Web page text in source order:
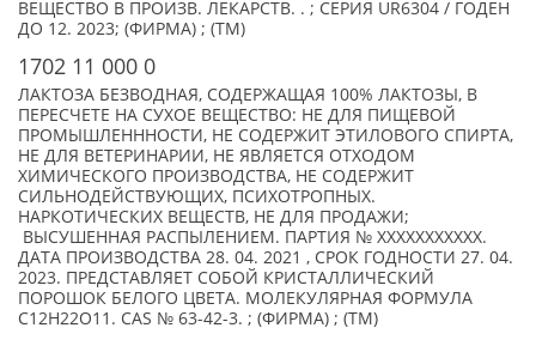
ВЕЩЕСТВО В ПРОИЗВ. ЛЕКАРСТВ. . ; СЕРИЯ UR6304 / ГОДЕН
ДО 12. 2023; (ФИРМА) ; (TM)
1702 11 000 0
ЛАКТОЗА БЕЗВОДНАЯ, СОДЕРЖАЩАЯ 100% ЛАКТОЗЫ, В
ПЕРЕСЧЕТЕ НА СУХОЕ ВЕЩЕСТВО: НЕ ДЛЯ ПИЩЕВОЙ
ПРОМЫШЛЕНННОСТИ, НЕ СОДЕРЖИТ ЭТИЛОВОГО СПИРТА,
НЕ ДЛЯ ВЕТЕРИНАРИИ, НЕ ЯВЛЯЕТСЯ ОТХОДОМ
ХИМИЧЕСКОГО ПРОИЗВОДСТВА, НЕ СОДЕРЖИТ
СИЛЬНОДЕЙСТВУЮЩИХ, ПСИХОТРОПНЫХ.
НАРКОТИЧЕСКИХ ВЕЩЕСТВ, НЕ ДЛЯ ПРОДАЖИ;
ВЫСУШЕННАЯ РАСПЫЛЕНИЕМ. ПАРТИЯ № XXXXXXXXXXX.
ДАТА ПРОИЗВОДСТВА 28. 04. 2021 , СРОК ГОДНОСТИ 27. 04.
2023. ПРЕДСТАВЛЯЕТ СОБОЙ КРИСТАЛЛИЧЕСКИЙ
ПОРОШОК БЕЛОГО ЦВЕТА. МОЛЕКУЛЯРНАЯ ФОРМУЛА
С12H22O11. CAS № 63-42-3. ; (ФИРМА) ; (TM)